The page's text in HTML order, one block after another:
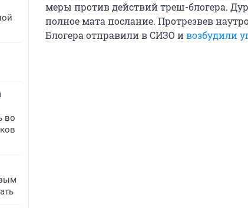
во
меры против действий треш-блогера.
полное мата послание. Протрезвев
Блогера отправили в СИЗО ивозбудили